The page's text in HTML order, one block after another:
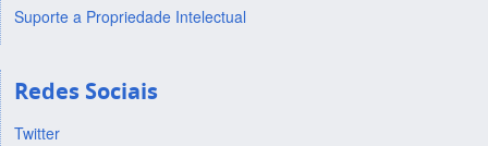
Suporte a Propriedade Intelectual
Redes Sociais
Twitter